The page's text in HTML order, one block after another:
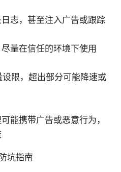
志，甚至注入广告或跟踪
量在信任的环境下使用
限，超出部分可能降速或
能携带广告或恶意行为，
坑指南